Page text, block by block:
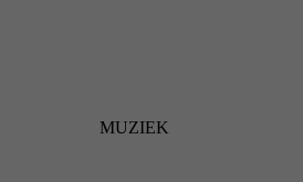
MUZIEK